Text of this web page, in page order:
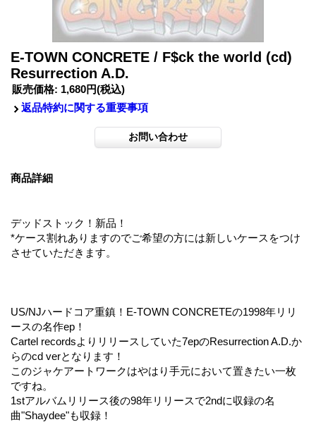
E-TOWN CONCRETE / F$ck the world (cd)
Resurrection A.D.
販売価格: 1,680円(税込)
返品特約に関する重要事項
商品詳細
デッドストック！新品！
*ケース割れありますのでご希望の方には新しいケースをつけ
させていただきます。
US/NJハードコア重鎮！E-TOWN CONCRETEの1998年リリ
ースの名作ep！
Cartel recordsよりリリースしていた7epのResurrection A.D.か
らのcd verとなります！
このジャケアートワークはやはり手元において置きたい一枚
ですね。
1stアルバムリリース後の98年リリースで2ndに収録の名
曲"Shaydee"も収録！